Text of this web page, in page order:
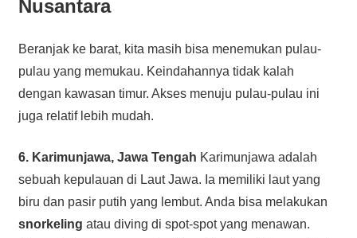
Nusantara
Beranjak ke barat, kita masih bisa menemukan pulau-
pulau yang memukau. Keindahannya tidak kalah
dengan kawasan timur. Akses menuju pulau-pulau ini
juga relatif lebih mudah.
6. Karimunjawa, Jawa Tengah Karimunjawa adalah
sebuah kepulauan di Laut Jawa. Ia memiliki laut yang
biru dan pasir putih yang lembut. Anda bisa melakukan
snorkeling atau diving di spot-spot yang menawan.